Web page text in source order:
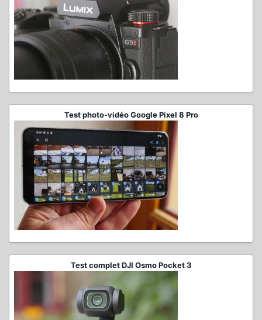
Test photo-vidéo Google Pixel 8 Pro
Test complet DJI Osmo Pocket 3